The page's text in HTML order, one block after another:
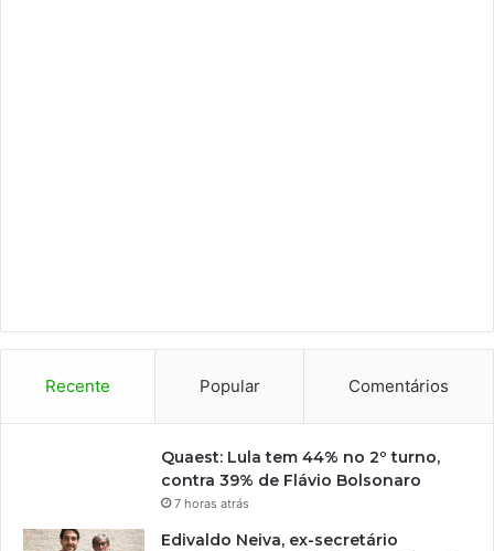
Recente Popular Comentários
Quaest: Lula tem 44% no 2º turno,
contra 39% de Flávio Bolsonaro
7 horas atrás
Edivaldo Neiva, ex-secretário